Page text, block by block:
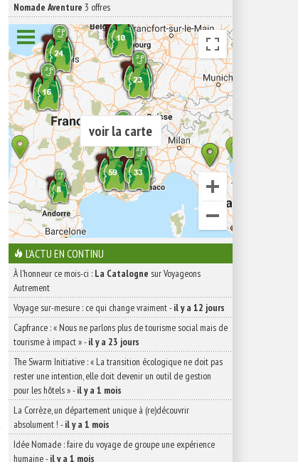
Nomade Aventure 3 offres
voir la carte
L'ACTU EN CONTINU
À l'honneur ce mois-ci : La Catalogne sur Voyageons
Autrement
Voyage sur-mesure : ce qui change vraiment-il y a 12 jours
Capfrance : « Nous ne parlons plus de tourisme social mais de
tourisme à impact »-il y a 23 jours
The Swarm Initiative : « La transition écologique ne doit pas
rester une intention, elle doit devenir un outil de gestion
pour les hôtels »-il y a 1 mois
La Corrèze, un département unique à (re)découvrir
absolument ! -il y a 1 mois
Idée Nomade : faire du voyage de groupe une expérience
humaine-il y a 1 mois